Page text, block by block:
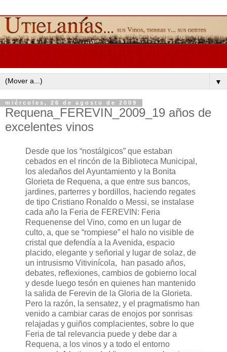
▼
miércoles, 26 de agosto de 2009
Requena_FEREVIN_2009_19 años de
excelentes vinos
Desde que los “nostálgicos” que estaban
cebados en el rincón de la Biblioteca Municipal,
los aledaños del Ayuntamiento y la Bonita
Glorieta de Requena, a que entre sus bancos,
jardines, parterres y bordillos, haciendo regates
de tipo Cristiano Ronaldo o Messi, se instalase
cada año la Feria de FEREVIN: Feria
Requenense del Vino, como en un lugar de
culto, a, que se “rompiese” el halo no visible de
cristal que defendía a la Avenida, espacio
placido, elegante y señorial y lugar de solaz, de
un intrusismo Vitivinícola, han pasado años,
debates, reflexiones, cambios de gobierno local
y desde luego tesón en quienes han mantenido
la salida de Ferevin de la Gloria de la Glorieta.
Pero la razón, la sensatez, y el pragmatismo han
venido a cambiar caras de enojos por sonrisas
relajadas y guiños complacientes, sobre lo que
Feria de tal relevancia puede y debe dar a
Requena, a los vinos y a todo el entorno